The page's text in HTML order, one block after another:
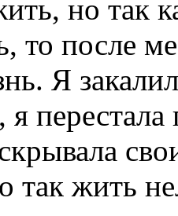
но так
то после
Я
я
так жить